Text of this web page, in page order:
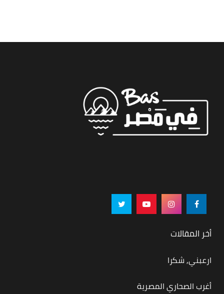
أخر المقالات
ارعبني, شكرا
أغرب الصحاري المصرية